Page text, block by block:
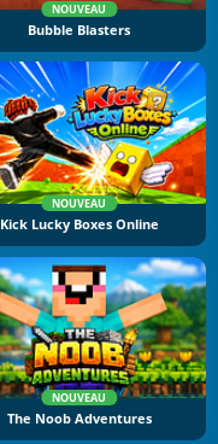
NOUVEAU
Bubble Blasters
NOUVEAU
Kick Lucky Boxes Online
NOUVEAU
The Noob Adventures